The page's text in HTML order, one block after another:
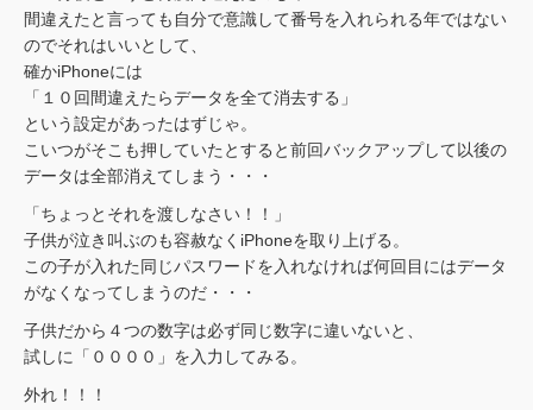
間違えたと言っても自分で意識して番号を入れられる年ではない
のでそれはいいとして、
確かiPhoneには
「１０回間違えたらデータを全て消去する」
という設定があったはずじゃ。
こいつがそこも押していたとすると前回バックアップして以後の
データは全部消えてしまう・・・
「ちょっとそれを渡しなさい！！」
子供が泣き叫ぶのも容赦なくiPhoneを取り上げる。
この子が入れた同じパスワードを入れなければ何回目にはデータ
がなくなってしまうのだ・・・
子供だから４つの数字は必ず同じ数字に違いないと、
試しに「００００」を入力してみる。
外れ！！！